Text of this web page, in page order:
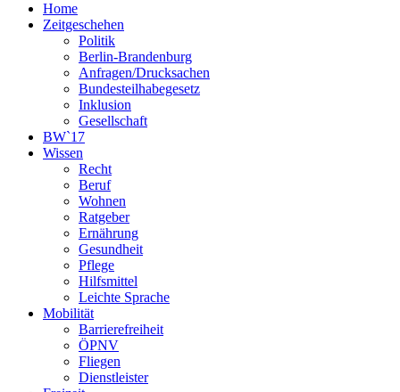
Home
Zeitgeschehen
Politik
Berlin-Brandenburg
Anfragen/Drucksachen
Bundesteilhabegesetz
Inklusion
Gesellschaft
BW`17
Wissen
Recht
Beruf
Wohnen
Ratgeber
Ernährung
Gesundheit
Pflege
Hilfsmittel
Leichte Sprache
Mobilität
Barrierefreiheit
ÖPNV
Fliegen
Dienstleister